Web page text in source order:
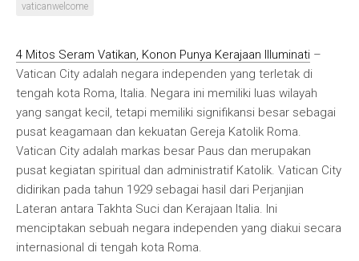
vaticanwelcome
4 Mitos Seram Vatikan, Konon Punya Kerajaan Illuminati –
Vatican City adalah negara independen yang terletak di
tengah kota Roma, Italia. Negara ini memiliki luas wilayah
yang sangat kecil, tetapi memiliki signifikansi besar sebagai
pusat keagamaan dan kekuatan Gereja Katolik Roma.
Vatican City adalah markas besar Paus dan merupakan
pusat kegiatan spiritual dan administratif Katolik. Vatican City
didirikan pada tahun 1929 sebagai hasil dari Perjanjian
Lateran antara Takhta Suci dan Kerajaan Italia. Ini
menciptakan sebuah negara independen yang diakui secara
internasional di tengah kota Roma.